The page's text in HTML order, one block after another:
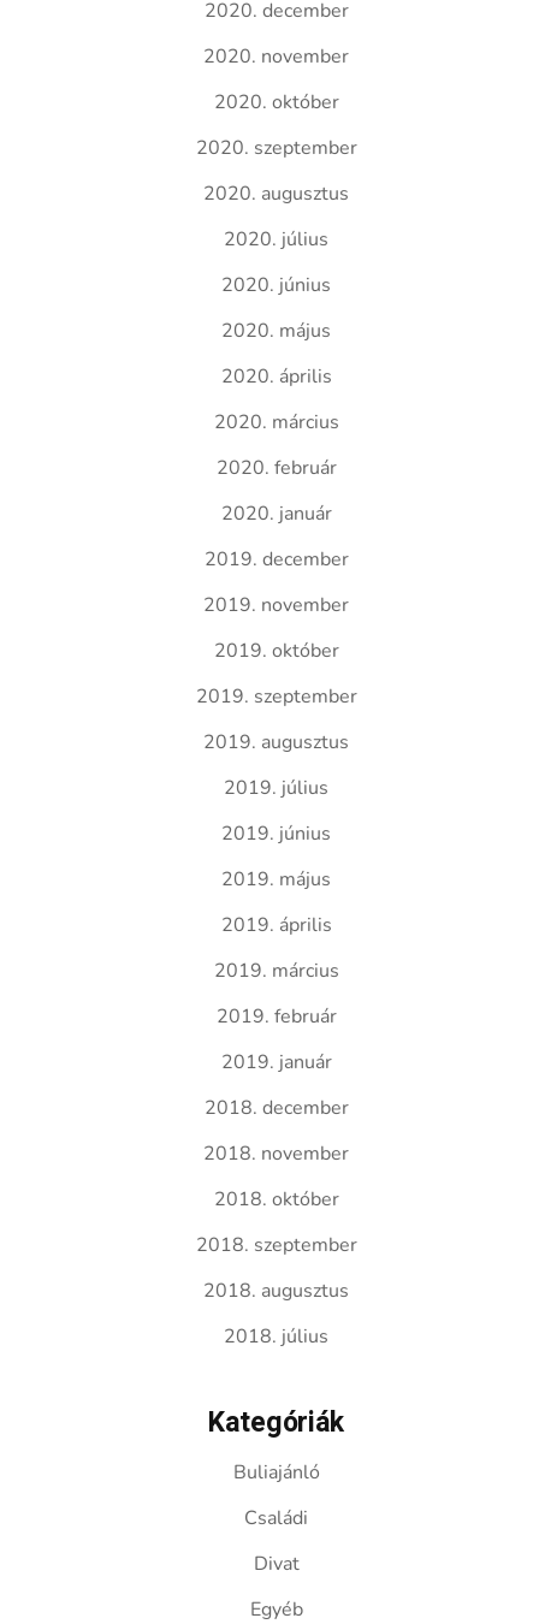
2020. december
2020. november
2020. október
2020. szeptember
2020. augusztus
2020. július
2020. június
2020. május
2020. április
2020. március
2020. február
2020. január
2019. december
2019. november
2019. október
2019. szeptember
2019. augusztus
2019. július
2019. június
2019. május
2019. április
2019. március
2019. február
2019. január
2018. december
2018. november
2018. október
2018. szeptember
2018. augusztus
2018. július
Kategóriák
Buliajánló
Családi
Divat
Egyéb